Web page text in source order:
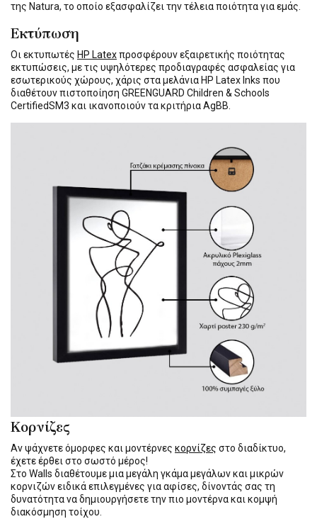
της Natura, το οποίο εξασφαλίζει την τέλεια ποιότητα για εμάς.
Εκτύπωση
Οι εκτυπωτές HP Latexπροσφέρουν εξαιρετικής ποιότητας
εκτυπώσεις, με τις υψηλότερες προδιαγραφές ασφαλείας για
εσωτερικούς χώρους, χάρις στα μελάνια HP Latex Inks που
διαθέτουν πιστοποίηση GREENGUARD Children & Schools
CertifiedSM3 και ικανοποιούν τα κριτήρια AgBB.
Κορνίζες
Αν ψάχνετε όμορφες και μοντέρνες κορνίζες στο διαδίκτυο,
έχετε έρθει στο σωστό μέρος!
Στο Walls διαθέτουμε μια μεγάλη γκάμα μεγάλων και μικρών
κορνιζών ειδικά επιλεγμένες για αφίσες, δίνοντάς σας τη
δυνατότητα να δημιουργήσετε την πιο μοντέρνα και κομψή
διακόσμηση τοίχου.